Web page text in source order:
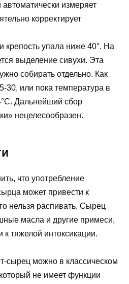
измеряет
корректирует
крепость упала ниже 40°. На
выделение сивухи. Эта
собирать отдельно. Как
30, или пока температура в
Дальнейший сбор
нецелесообразен.
что употребление
может привести к
нельзя распивать. Сырец
масла и другие примеси,
к тяжелой интоксикации.
сырец можно в классическом
не имеет функции